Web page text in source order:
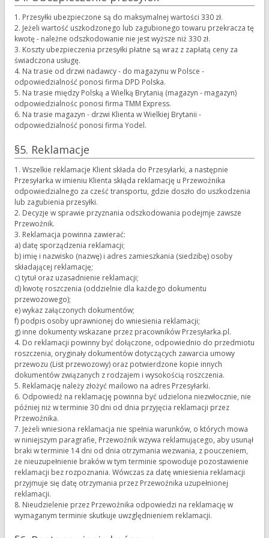
1. Przesyłki ubezpieczone są do maksymalnej wartości 330 zł.
2. Jeżeli wartość uszkodzonego lub zagubionego towaru przekracza tę
kwotę - należne odszkodowanie nie jest wyższe niż 330 zł.
3. Koszty ubezpieczenia przesyłki płatne są wraz z zapłatą ceny za
świadczona usługę.
4. Na trasie od drzwi nadawcy - do magazynu w Polsce -
odpowiedzialność ponosi firma DPD Polska.
5. Na trasie między Polską a Wielką Brytanią (magazyn - magazyn)
odpowiedzialnośc ponosi firma TMM Express.
6. Na trasie magazyn - drzwi Klienta w Wielkiej Brytanii -
odpowiedzialność ponosi firma Yodel.
§5. Reklamacje
1. Wszelkie reklamacje Klient składa do Przesyłarki, a następnie
Przesyłarka w imieniu Klienta skłąda reklamację u Przewoźnika
odpowiedzialnego za cześć transportu, gdzie doszło do uszkodzenia
lub zagubienia przesyłki.
2. Decyzje w sprawie przyznania odszkodowania podejmje zawsze
Przewoźnik.
3. Reklamacja powinna zawierać:
a) datę sporządzenia reklamacji;
b) imię i nazwisko (nazwę) i adres zamieszkania (siedzibę) osoby
składającej reklamację;
c) tytuł oraz uzasadnienie reklamacji;
d) kwotę roszczenia (oddzielnie dla każdego dokumentu
przewozowego);
e) wykaz załączonych dokumentów;
f) podpis osoby uprawnionej do wniesienia reklamacji;
g) inne dokumenty wskazane przez pracowników Przesyłarka.pl.
4. Do reklamacji powinny być dołączone, odpowiednio do przedmiotu
roszczenia, oryginały dokumentów dotyczących zawarcia umowy
przewozu (List przewozowy) oraz potwierdzone kopie innych
dokumentów związanych z rodzajem i wysokością roszczenia.
5. Reklamację należy złożyć mailowo na adres Przesyłarki.
6. Odpowiedź na reklamację powinna być udzielona niezwłocznie, nie
później niż w terminie 30 dni od dnia przyjęcia reklamacji przez
Przewoźnika.
7. Jeżeli wniesiona reklamacja nie spełnia warunków, o których mowa
w niniejszym paragrafie, Przewoźnik wzywa reklamującego, aby usunął
braki w terminie 14 dni od dnia otrzymania wezwania, z pouczeniem,
że nieuzupełnienie braków w tym terminie spowoduje pozostawienie
reklamacji bez rozpoznania. Wówczas za datę wniesienia reklamacji
przyjmuje się datę otrzymania przez Przewoźnika uzupełnionej
reklamacji.
8. Nieudzielenie przez Przewoźnika odpowiedzi na reklamację w
wymaganym terminie skutkuje uwzględnieniem reklamacji.